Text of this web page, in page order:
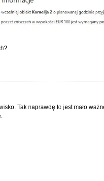
Tak naprawdę to jest mało